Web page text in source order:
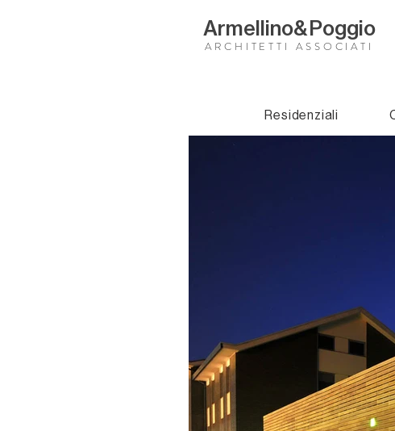
ARCHITETTI ASSOCIATI
Armellino&Poggio
Residenziali